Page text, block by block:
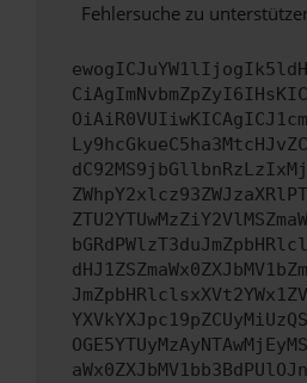
Fehlersuche zu